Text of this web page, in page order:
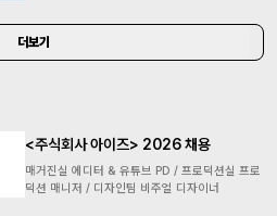
더보기
<주식회사 아이즈> 2026 채용
매거진실 에디터 & 유튜브 PD / 프로덕션실 프로
덕션 매니저 / 디자인팀 비주얼 디자이너